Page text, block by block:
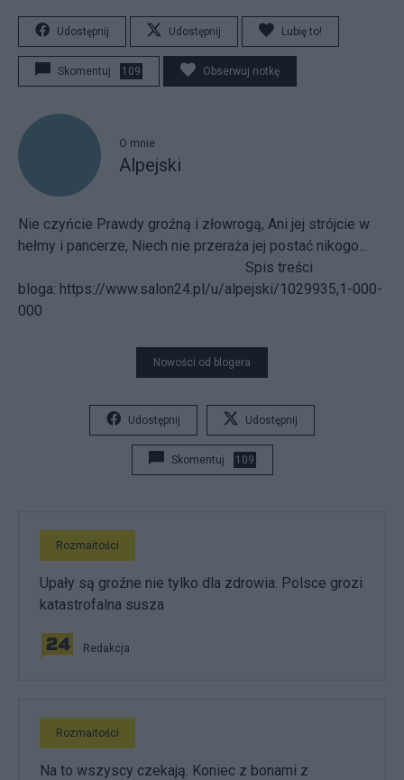
Udostępnij Udostępnij Lubię to!
Skomentuj 109 Obserwuj notkę
O mnie
Alpejski
Nie czyńcie Prawdy groźną i złowrogą, Ani jej strójcie w
hełmy i pancerze, Niech nie przeraża jej postać nikogo...
Spis treści
bloga: https://www.salon24.pl/u/alpejski/1029935,1-000-
000
Nowości od blogera
Udostępnij Udostępnij
Skomentuj 109
Rozmaitości
Upały są groźne nie tylko dla zdrowia. Polsce grozi
katastrofalna susza
Redakcja
Rozmaitości
Na to wszyscy czekają. Koniec z bonami z